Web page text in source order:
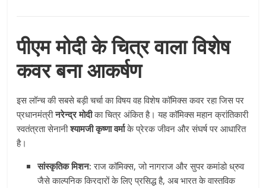
पीएम मोदी के चित्र वाला विशेष
कवर बना आकर्षण
इस लॉन्च की सबसे बड़ी चर्चा का विषय वह विशेष कॉमिक्स कवर रहा जिस पर
प्रधानमंत्रीनरेन्द्र मोदीका चित्र अंकित है। यह कॉमिक्स महान क्रांतिकारी
स्वतंत्रता सेनानीश्यामजी कृष्णा वर्माके प्रेरक जीवन और संघर्ष पर आधारित
है।
सांस्कृतिक मिशन: राज कॉमिक्स, जो नागराज और सुपर कमांडो ध्रुव
जैसे काल्पनिक किरदारों के लिए प्रसिद्ध है, अब भारत के वास्तविक